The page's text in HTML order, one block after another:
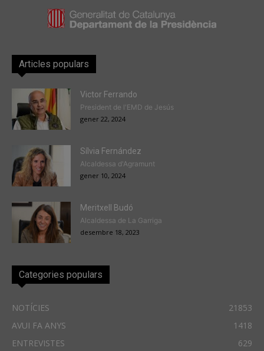
Articles populars
Victor Ferrando
President de l'EMD de Jesús
gener 22, 2024
Sílvia Fernández
Alcaldessa d'Agramunt
gener 10, 2024
Meritxell Budó
Alcaldessa de La Garriga
desembre 18, 2023
Categories populars
NOTÍCIES
21853
AVUI FA ANYS
1418
ENTREVISTES
629